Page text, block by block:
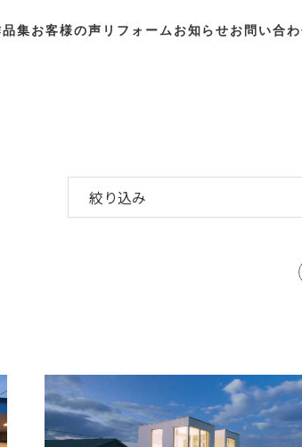
集お客様の声 リフォーム お知らせお問い合
絞り込み